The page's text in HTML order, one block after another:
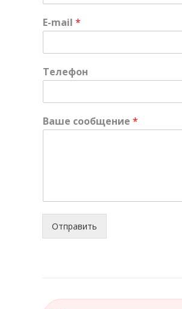
E-mail *
Телефон
Ваше сообщение *
Отправить